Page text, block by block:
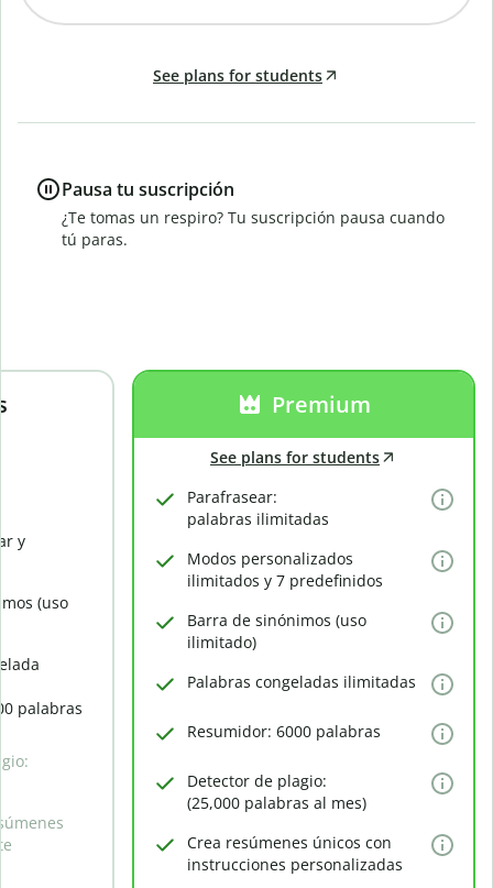
y
(uso
palabras
Premium
See plans for students
Parafrasear:
palabras ilimitadas
Modos personalizados
ilimitados y 7 predefinidos
Barra de sinónimos (uso
ilimitado)
Palabras congeladas ilimitadas
Resumidor: 6000 palabras
Detector de plagio:
(25,000 palabras al mes)
Crea resúmenes únicos con
instrucciones personalizadas
See plans for students
Pausa tu suscripción
¿Te tomas un respiro? Tu suscripción pausa cuando
tú paras.